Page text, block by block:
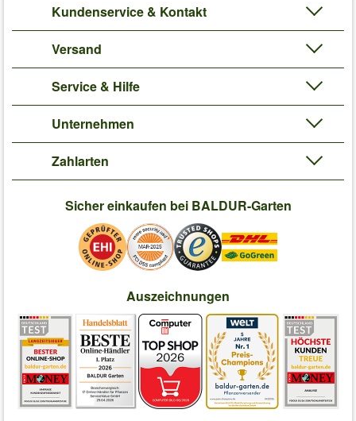
Kundenservice & Kontakt
Versand
Service & Hilfe
Unternehmen
Zahlarten
Sicher einkaufen bei BALDUR-Garten
Auszeichnungen